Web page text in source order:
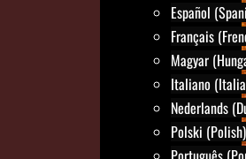
Español
Français
Magyar
Italiano
Nederlands
Polski (Polish)